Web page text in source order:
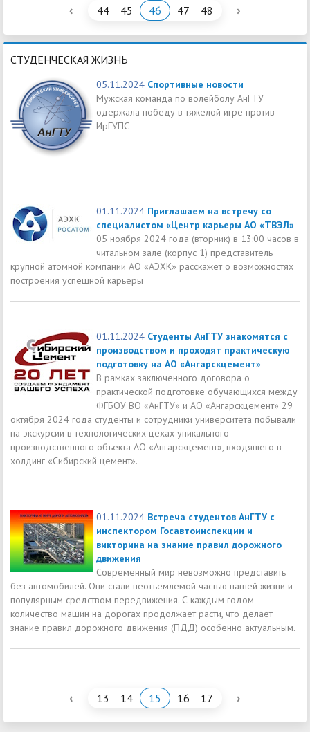
‹ 44 45 46 47 48 ›
СТУДЕНЧЕСКАЯ ЖИЗНЬ
05.11.2024 Спортивные новости
Мужская команда по волейболу АнГТУ
одержала победу в тяжёлой игре против
ИрГУПС
01.11.2024 Приглашаем на встречу со
специалистом «Центр карьеры АО «ТВЭЛ»
05 ноября 2024 года (вторник) в 13:00 часов в
читальном зале (корпус 1) представитель
крупной атомной компании АО «АЭХК» расскажет о возможностях
построения успешной карьеры
01.11.2024 Студенты АнГТУ знакомятся с
производством и проходят практическую
подготовку на АО «Ангарскцемент»
В рамках заключенного договора о
практической подготовке обучающихся между
ФГБОУ ВО «АнГТУ» и АО «Ангарскцемент» 29
октября 2024 года студенты и сотрудники университета побывали
на экскурсии в технологических цехах уникального
производственного объекта АО «Ангарскцемент», входящего в
холдинг «Сибирский цемент».
01.11.2024 Встреча студентов АнГТУ с
инспектором Госавтоинспекции и
викторина на знание правил дорожного
движения
Современный мир невозможно представить
без автомобилей. Они стали неотъемлемой частью нашей жизни и
популярным средством передвижения. С каждым годом
количество машин на дорогах продолжает расти, что делает
знание правил дорожного движения (ПДД) особенно актуальным.
‹ 13 14 15 16 17 ›